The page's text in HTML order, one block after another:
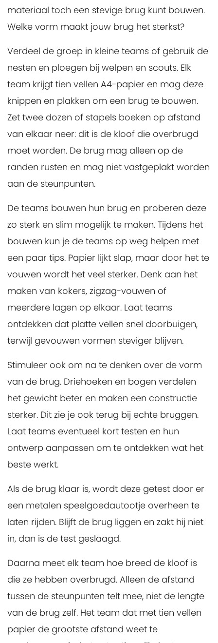
materiaal toch een stevige brug kunt bouwen.
Welke vorm maakt jouw brug het sterkst?
Verdeel de groep in kleine teams of gebruik de
nesten en ploegen bij welpen en scouts. Elk
team krijgt tien vellen A4-papier en mag deze
knippen en plakken om een brug te bouwen.
Zet twee dozen of stapels boeken op afstand
van elkaar neer: dit is de kloof die overbrugd
moet worden. De brug mag alleen op de
randen rusten en mag niet vastgeplakt worden
aan de steunpunten.
De teams bouwen hun brug en proberen deze
zo sterk en slim mogelijk te maken. Tijdens het
bouwen kun je de teams op weg helpen met
een paar tips. Papier lijkt slap, maar door het te
vouwen wordt het veel sterker. Denk aan het
maken van kokers, zigzag-vouwen of
meerdere lagen op elkaar. Laat teams
ontdekken dat platte vellen snel doorbuigen,
terwijl gevouwen vormen steviger blijven.
Stimuleer ook om na te denken over de vorm
van de brug. Driehoeken en bogen verdelen
het gewicht beter en maken een constructie
sterker. Dit zie je ook terug bij echte bruggen.
Laat teams eventueel kort testen en hun
ontwerp aanpassen om te ontdekken wat het
beste werkt.
Als de brug klaar is, wordt deze getest door er
een metalen speelgoedautootje overheen te
laten rijden. Blijft de brug liggen en zakt hij niet
in, dan is de test geslaagd.
Daarna meet elk team hoe breed de kloof is
die ze hebben overbrugd. Alleen de afstand
tussen de steunpunten telt mee, niet de lengte
van de brug zelf. Het team dat met tien vellen
papier de grootste afstand weet te